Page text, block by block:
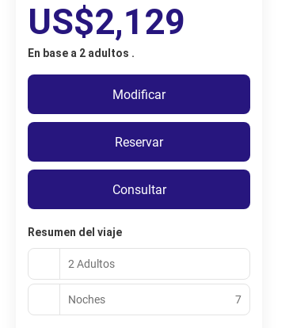
US$2,129
En base a 2 adultos .
Modificar
Reservar
Consultar
Resumen del viaje
2 Adultos
Noches 7